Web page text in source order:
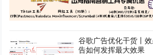
谷歌广告优化干货丨
告如何发挥最大效果